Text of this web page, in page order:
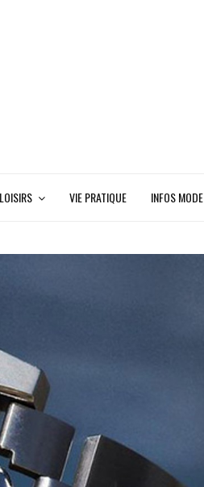
LOISIRS VIE PRATIQUE INFOS MODE